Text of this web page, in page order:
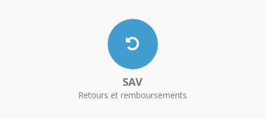
SAV
Retours et remboursements